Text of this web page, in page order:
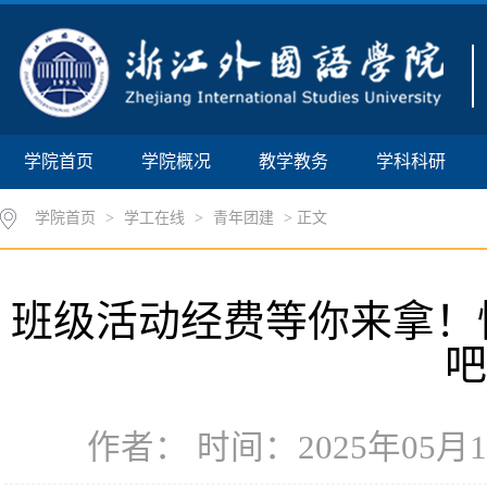
学院首页 学院概况 教学教务 学科科研
学院首页 > 学工在线 > 青年团建 > 正文
班级活动经费等你来拿
作者： 时间：2025年05月